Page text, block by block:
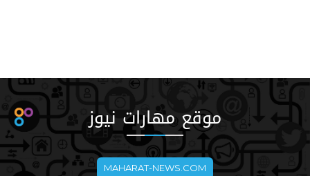
موقع مهارات نيوز
MAHARAT-NEWS.COM